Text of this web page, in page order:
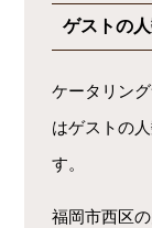
ゲストの
ケータリン
はゲストの
す。
福岡市西区